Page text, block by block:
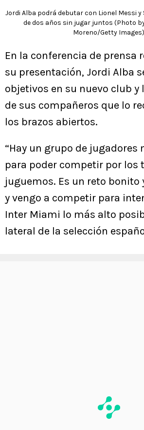
Jordi Alba podrá debutar con Lionel Messi y
de dos años sin jugar juntos (Photo
Moreno/Getty
En la conferencia de prensa
su presentación, Jordi Alba
objetivos en su nuevo club y
de sus compañeros que lo
los brazos abiertos.
“Hay un grupo de jugadores
para poder competir por los
juguemos. Es un reto bonito
y vengo a competir para
Inter Miami lo más alto
lateral de la selección